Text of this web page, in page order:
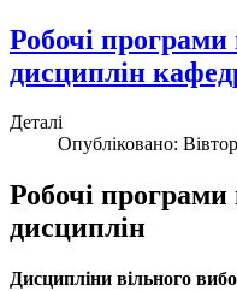
Робочі
дисциплін
Деталі
Опубліковано:
Робочі
дисциплін
Дисципліни вільного